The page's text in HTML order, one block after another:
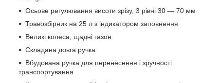
Осьове регулювання висоти зрізу, 3 рівні 30 — 70 мм
Травозбірник на 25 л з індикатором заповнення
Великі колеса, щадні газон
Складана довга ручка
Вбудована ручка для перенесення і зручності
транспортування